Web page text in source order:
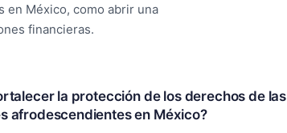
en México, como abrir una
financieras.
la protección de los derechos de las
afrodescendientes en México?